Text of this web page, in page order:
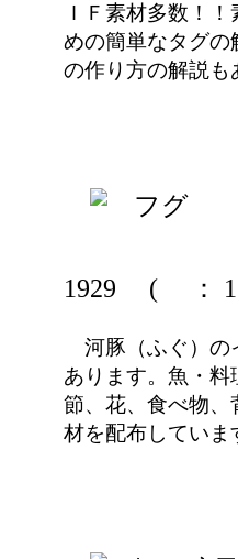
ＩＦ素材多数！
めの簡単なタグの
の作り方の解説も
1929
( ：
河豚（ふぐ）の
あります。魚・
節、花、食べ物、
材を配布していま